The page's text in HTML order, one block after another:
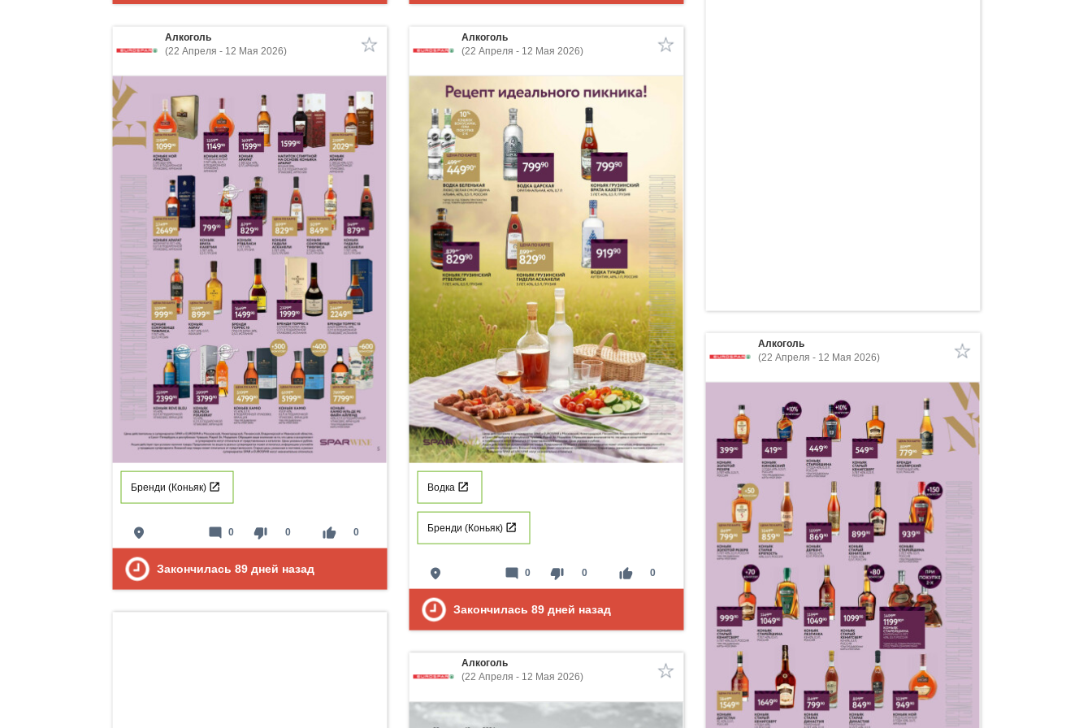
Алкоголь
(22 Апреля - 12 Мая 2026)
Водка
Бренди (Коньяк)
place thumb_down 0 thumb_up 0
mode_comment 0
Закончилась 89 дней назад
Алкоголь
(22 Апреля - 12 Мая 2026)
Бренди (Коньяк)
place thumb_down 0 thumb_up 0
mode_comment 0
Закончилась 89 дней назад
Алкоголь
(22 Апреля - 12 Мая 2026)
Алкоголь
(22 Апреля - 12 Мая 2026)